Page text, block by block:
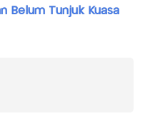
Belum Tunjuk Kuasa